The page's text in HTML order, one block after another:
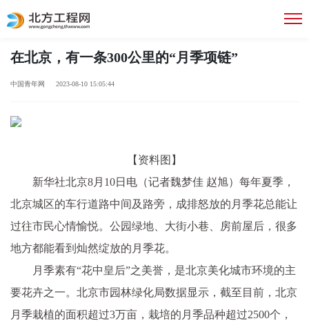
在北京，有一条300公里的“月季项链”
中国青年网 2023-08-10 15:05:44
【资料图】
新华社北京8月10日电（记者魏梦佳 赵旭）每年夏季，
北京城区的车行道路中间及路旁，成排怒放的月季花总能让
过往市民心情愉悦。公园绿地、大街小巷、房前屋后，很多
地方都能看到灿然绽放的月季花。
月季素有“花中皇后”之美誉，是北京美化城市环境的主
要花卉之一。北京市园林绿化局数据显示，截至目前，北京
月季栽植的面积超过3万亩，栽培的月季品种超过2500个，